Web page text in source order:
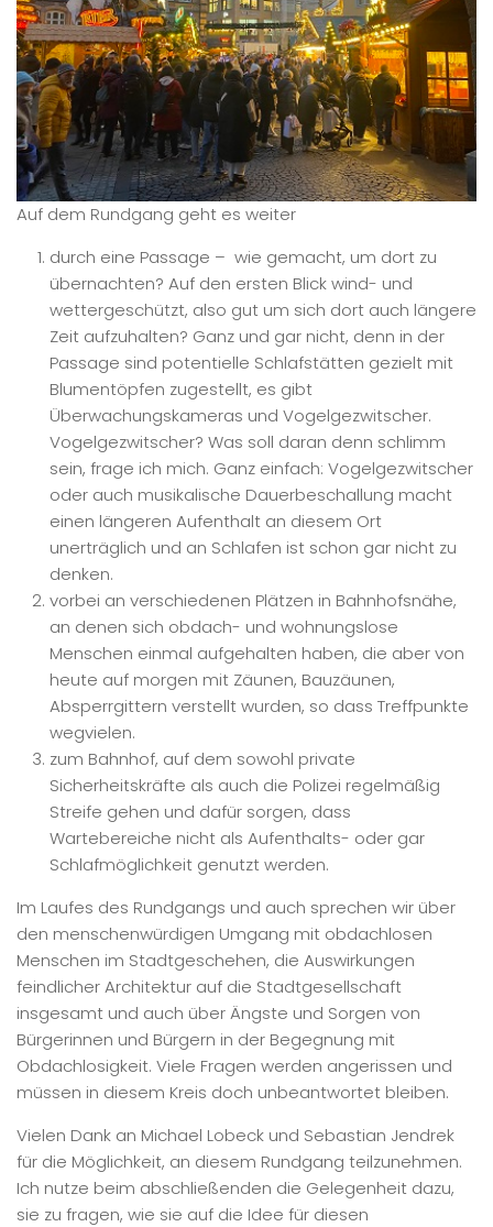
Auf dem Rundgang geht es weiter
durch eine Passage – wie gemacht, um dort zu
übernachten? Auf den ersten Blick wind- und
wettergeschützt, also gut um sich dort auch längere
Zeit aufzuhalten? Ganz und gar nicht, denn in der
Passage sind potentielle Schlafstätten gezielt mit
Blumentöpfen zugestellt, es gibt
Überwachungskameras und Vogelgezwitscher.
Vogelgezwitscher? Was soll daran denn schlimm
sein, frage ich mich. Ganz einfach: Vogelgezwitscher
oder auch musikalische Dauerbeschallung macht
einen längeren Aufenthalt an diesem Ort
unerträglich und an Schlafen ist schon gar nicht zu
denken.
vorbei an verschiedenen Plätzen in Bahnhofsnähe,
an denen sich obdach- und wohnungslose
Menschen einmal aufgehalten haben, die aber von
heute auf morgen mit Zäunen, Bauzäunen,
Absperrgittern verstellt wurden, so dass Treffpunkte
wegvielen.
zum Bahnhof, auf dem sowohl private
Sicherheitskräfte als auch die Polizei regelmäßig
Streife gehen und dafür sorgen, dass
Wartebereiche nicht als Aufenthalts- oder gar
Schlafmöglichkeit genutzt werden.
Im Laufes des Rundgangs und auch sprechen wir über
den menschenwürdigen Umgang mit obdachlosen
Menschen im Stadtgeschehen, die Auswirkungen
feindlicher Architektur auf die Stadtgesellschaft
insgesamt und auch über Ängste und Sorgen von
Bürgerinnen und Bürgern in der Begegnung mit
Obdachlosigkeit. Viele Fragen werden angerissen und
müssen in diesem Kreis doch unbeantwortet bleiben.
Vielen Dank an Michael Lobeck und Sebastian Jendrek
für die Möglichkeit, an diesem Rundgang teilzunehmen.
Ich nutze beim abschließenden die Gelegenheit dazu,
sie zu fragen, wie sie auf die Idee für diesen